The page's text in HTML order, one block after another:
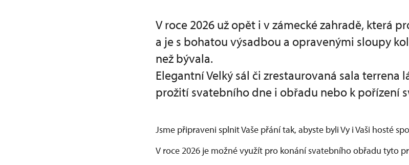
V roce 2026 už opět i v zámecké zahradě, která
a je s bohatou výsadbou a opravenými sloupy
než bývala.
Elegantní Velký sál či zrestaurovaná sala terrena
prožití svatebního dne i obřadu nebo k pořízení
Jsme připraveni splnit Vaše přání tak, abyste byli Vy i Vaši hosté
V roce 2026 je možné využít pro konání svatebního obřadu tyto